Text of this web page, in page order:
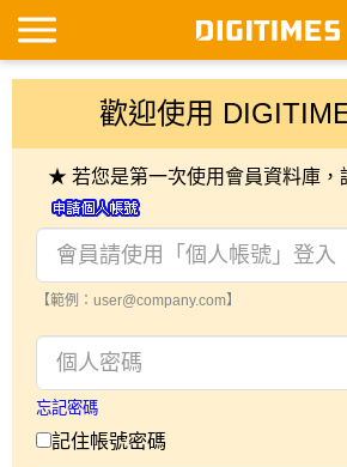
歡迎使用
★ 若您是第一次使用會員資料庫，
【範例：user@company.com】
忘記密碼
記住帳號密碼